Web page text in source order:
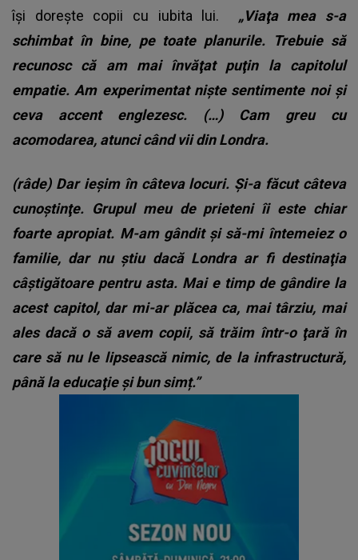
își dorește copii cu iubita lui. „Viaţa mea s-a
schimbat în bine, pe toate planurile. Trebuie să
recunosc că am mai învăţat puţin la capitolul
empatie. Am experimentat nişte sentimente noi şi
ceva accent englezesc. (…) Cam greu cu
acomodarea, atunci când vii din Londra.
(râde) Dar ieşim în câteva locuri. Și-a făcut câteva
cunoştinţe. Grupul meu de prieteni îi este chiar
foarte apropiat. M-am gândit şi să-mi întemeiez o
familie, dar nu ştiu dacă Londra ar fi destinaţia
câştigătoare pentru asta. Mai e timp de gândire la
acest capitol, dar mi-ar plăcea ca, mai târziu, mai
ales dacă o să avem copii, să trăim într-o ţară în
care să nu le lipsească nimic, de la infrastructură,
până la educaţie şi bun simț.”